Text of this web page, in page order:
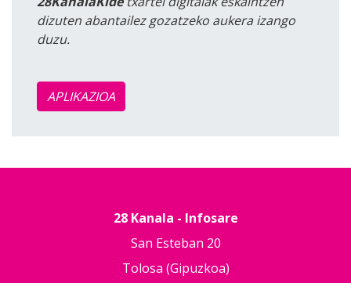
dizuten abantailez gozatzeko aukera izango
duzu.
APLIKAZIOA
28 Kanala - Infosare
San Esteban 20
Tolosa (Gipuzkoa)